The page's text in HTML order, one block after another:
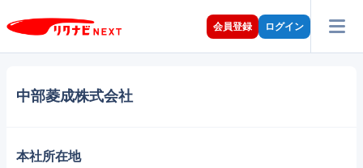
会員登録 ログイン
中部菱成株式会社
本社所在地